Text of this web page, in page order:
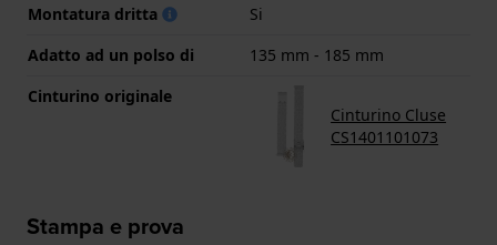
Montatura dritta
Si
Adatto ad un polso di
135 mm - 185 mm
Cinturino originale
Cinturino Cluse
CS1401101073
Stampa e prova